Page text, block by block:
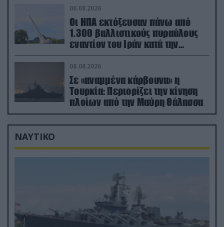
08.08.2026
Οι ΗΠΑ εκτόξευσαν πάνω από
1.300 βαλλιστικούς πυραύλους
εναντίον του Ιράν κατά την
διάρκεια του πολέμου
08.08.2026
Σε «αναμμένα κάρβουνα» η
Τουρκία: Περιορίζει την κίνηση
πλοίων από την Μαύρη Θάλασσα
ΝΑΥΤΙΚΟ